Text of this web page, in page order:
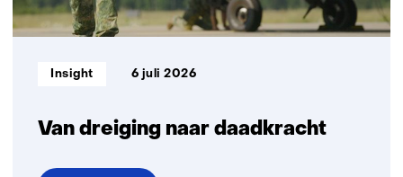
Van dreiging naar daadkracht
Informatietype:
Insight 6 juli 2026